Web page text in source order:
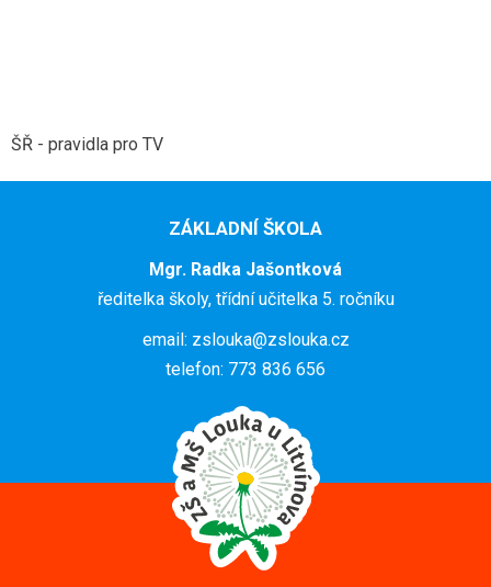
ŠŘ - pravidla pro TV
ZÁKLADNÍ ŠKOLA
Mgr. Radka Jašontková
ředitelka školy, třídní učitelka 5. ročníku
email: zslouka@zslouka.cz
telefon: 773 836 656